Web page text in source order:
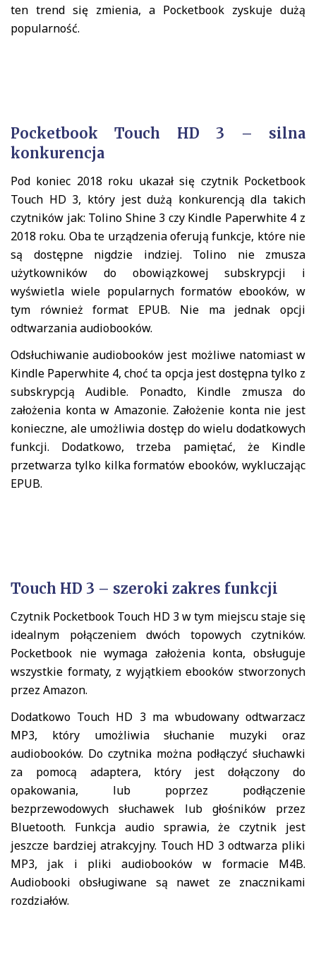
ten trend się zmienia, a Pocketbook zyskuje dużą
popularność.
Pocketbook Touch HD 3 – silna
konkurencja
Pod koniec 2018 roku ukazał się czytnik Pocketbook
Touch HD 3, który jest dużą konkurencją dla takich
czytników jak: Tolino Shine 3 czy Kindle Paperwhite 4 z
2018 roku. Oba te urządzenia oferują funkcje, które nie
są dostępne nigdzie indziej. Tolino nie zmusza
użytkowników do obowiązkowej subskrypcji i
wyświetla wiele popularnych formatów ebooków, w
tym również format EPUB. Nie ma jednak opcji
odtwarzania audiobooków.
Odsłuchiwanie audiobooków jest możliwe natomiast w
Kindle Paperwhite 4, choć ta opcja jest dostępna tylko z
subskrypcją Audible. Ponadto, Kindle zmusza do
założenia konta w Amazonie. Założenie konta nie jest
konieczne, ale umożliwia dostęp do wielu dodatkowych
funkcji. Dodatkowo, trzeba pamiętać, że Kindle
przetwarza tylko kilka formatów ebooków, wykluczając
EPUB.
Touch HD 3 – szeroki zakres funkcji
Czytnik Pocketbook Touch HD 3 w tym miejscu staje się
idealnym połączeniem dwóch topowych czytników.
Pocketbook nie wymaga założenia konta, obsługuje
wszystkie formaty, z wyjątkiem ebooków stworzonych
przez Amazon.
Dodatkowo Touch HD 3 ma wbudowany odtwarzacz
MP3, który umożliwia słuchanie muzyki oraz
audiobooków. Do czytnika można podłączyć słuchawki
za pomocą adaptera, który jest dołączony do
opakowania, lub poprzez podłączenie
bezprzewodowych słuchawek lub głośników przez
Bluetooth. Funkcja audio sprawia, że czytnik jest
jeszcze bardziej atrakcyjny. Touch HD 3 odtwarza pliki
MP3, jak i pliki audiobooków w formacie M4B.
Audiobooki obsługiwane są nawet ze znacznikami
rozdziałów.